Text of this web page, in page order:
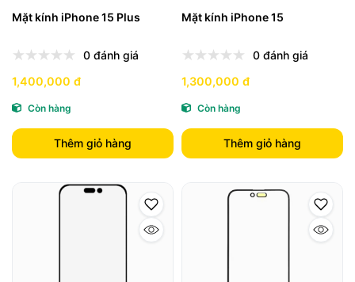
Mặt kính iPhone 15 Plus
0 đánh giá
1,400,000 đ
Còn hàng
Thêm giỏ hàng
Mặt kính iPhone 15
0 đánh giá
1,300,000 đ
Còn hàng
Thêm giỏ hàng